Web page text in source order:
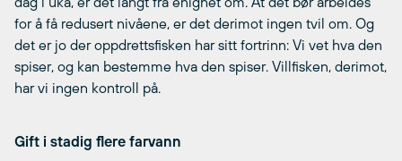
for å få redusert nivåene, er det derimot ingen tvil om. Og
det er jo der oppdrettsfisken har sitt fortrinn: Vi vet hva den
spiser, og kan bestemme hva den spiser. Villfisken, derimot,
har vi ingen kontroll på.
Gift i stadig flere farvann